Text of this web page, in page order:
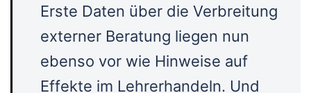
Erste Daten über die Verbreitung
externer Beratung liegen nun
ebenso vor wie Hinweise auf
Effekte im Lehrerhandeln. Und